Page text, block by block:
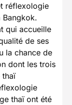
réflexologie
Bangkok.
qui accueille
de ses
la chance de
dont les trois
thaï
thaï ont été